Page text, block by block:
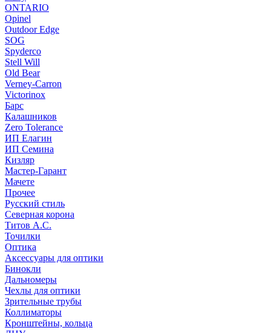
ONTARIO
Opinel
Outdoor Edge
SOG
Spyderco
Stell Will
Old Bear
Verney-Carron
Victorinox
Барс
Калашников
Zero Tolerance
ИП Елагин
ИП Семина
Кизляр
Мастер-Гарант
Мачете
Прочее
Русский стиль
Северная корона
Титов А.С.
Точилки
Оптика
Аксессуары для оптики
Бинокли
Дальномеры
Чехлы для оптики
Зрительные трубы
Коллиматоры
Кронштейны, кольца